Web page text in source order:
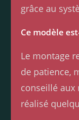
grâce au
Ce modèle
Le montage
de patience,
conseillé aux
réalisé